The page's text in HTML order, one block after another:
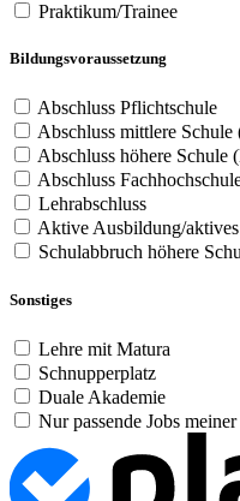
Praktikum/Trainee
Bildungsvoraussetzung
Abschluss Pflichtschule
Abschluss mittlere
Abschluss höhere Schule
Abschluss
Lehrabschluss
Aktive Ausbildung/
Schulabbruch höhere
Sonstiges
Lehre mit Matura
Schnupperplatz
Duale Akademie
Nur passende Jobs